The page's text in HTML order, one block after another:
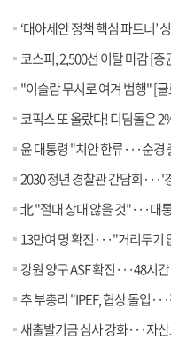
‘대아세안 정책 핵심 파트너’
코스피, 2,500선 이탈 마감 [증
"이슬람 무시로 여겨 범행" [
코픽스 또 올랐다! 디딤돌은
윤 대통령 "치안 한류···순경
2030 청년 경찰관 간담회···'
北 "절대 상대 않을 것"···대
13만여 명 확진···"거리두기
강원 양구 ASF 확진···48시
추 부총리 "IPEF, 협상 돌입
새출발기금 심사 강화···자